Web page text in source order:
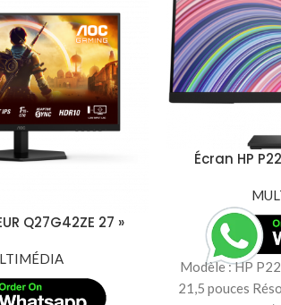
Q27G42ZE 27 »
Écran HP
Modèle : HP
21,5 pouces